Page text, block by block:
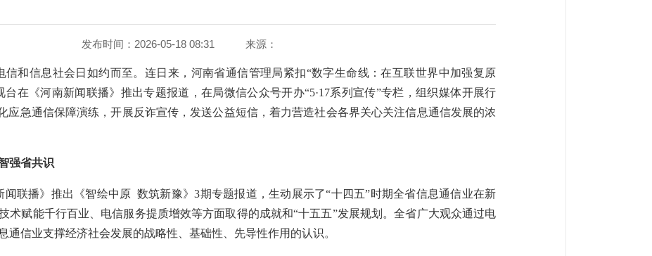
发布时间：2026-05-18 08:31 来源：
信和信息社会日如约而至。连日来，河南省通信管理局紧扣“数字生命线：在互联世界中加强复原
台在《河南新闻联播》推出专题报道，在局微信公众号开办“5·17系列宣传”专栏，组织媒体开展行
应急通信保障演练，开展反诈宣传，发送公益短信，着力营造社会各界关心关注信息通信发展的浓
强省共识
闻联播》推出《智绘中原 数筑新豫》3期专题报道，生动展示了“十四五”时期全省信息通信业在新
术赋能千行百业、电信服务提质增效等方面取得的成就和“十五五”发展规划。全省广大观众通过电
通信业支撑经济社会发展的战略性、基础性、先导性作用的认识。